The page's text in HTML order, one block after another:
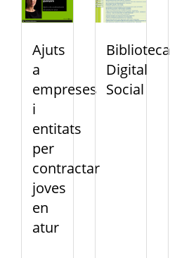
Ajuts
a
empreses
i
entitats
per
contractar
joves
en
atur
Biblioteca
Digital
Social